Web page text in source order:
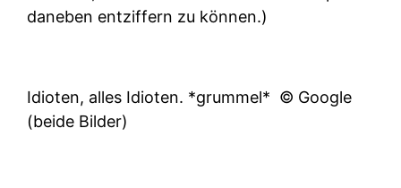
daneben entziffern zu können.)
Idioten, alles Idioten. *grummel* © Google
(beide Bilder)